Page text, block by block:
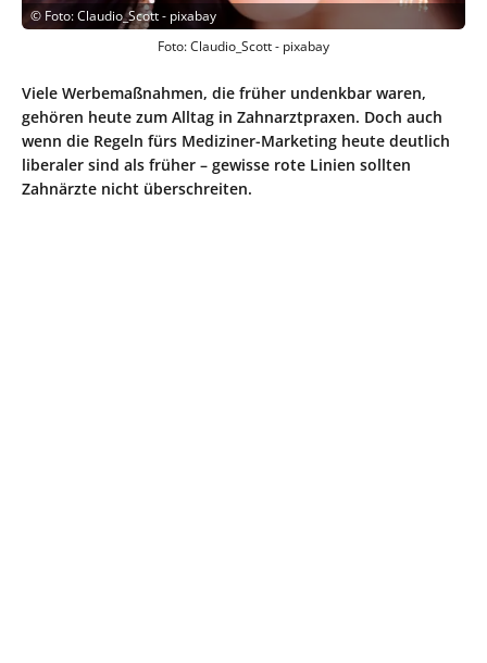
© Foto: Claudio_Scott - pixabay
Foto: Claudio_Scott - pixabay
Viele Werbemaßnahmen, die früher undenkbar waren,
gehören heute zum Alltag in Zahnarztpraxen. Doch auch
wenn die Regeln fürs Mediziner-Marketing heute deutlich
liberaler sind als früher – gewisse rote Linien sollten
Zahnärzte nicht überschreiten.